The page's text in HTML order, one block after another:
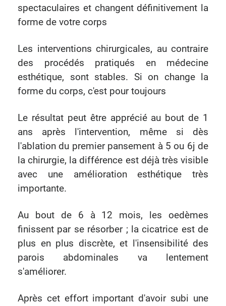
spectaculaires et changent définitivement la
forme de votre corps
Les interventions chirurgicales, au contraire
des procédés pratiqués en médecine
esthétique, sont stables. Si on change la
forme du corps, c'est pour toujours
Le résultat peut être apprécié au bout de 1
ans après l'intervention, même si dès
l'ablation du premier pansement à 5 ou 6j de
la chirurgie, la différence est déjà très visible
avec une amélioration esthétique très
importante.
Au bout de 6 à 12 mois, les oedèmes
finissent par se résorber ; la cicatrice est de
plus en plus discrète, et l'insensibilité des
parois abdominales va lentement
s'améliorer.
Après cet effort important d'avoir subi une